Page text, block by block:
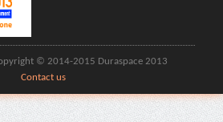
© 2014-2015 Duraspace 2013
Contact us